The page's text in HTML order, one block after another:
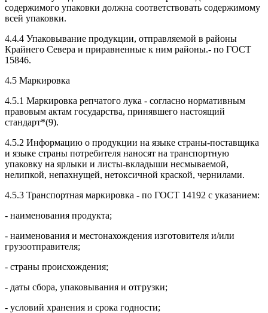
содержимого упаковки должна соответствовать содержимому
всей упаковки.
4.4.4 Упаковывание продукции, отправляемой в районы
Крайнего Севера и приравненные к ним районы.- по ГОСТ
15846.
4.5 Маркировка
4.5.1 Маркировка репчатого лука - согласно нормативным
правовым актам государства, принявшего настоящий
стандарт*(9).
4.5.2 Информацию о продукции на языке страны-поставщика
и языке страны потребителя наносят на транспортную
упаковку на ярлыки и листы-вкладыши несмываемой,
нелипкой, непахнущей, нетоксичной краской, чернилами.
4.5.3 Транспортная маркировка - по ГОСТ 14192 с указанием:
- наименования продукта;
- наименования и местонахождения изготовителя и/или
грузоотправителя;
- страны происхождения;
- даты сбора, упаковывания и отгрузки;
- условий хранения и срока годности;